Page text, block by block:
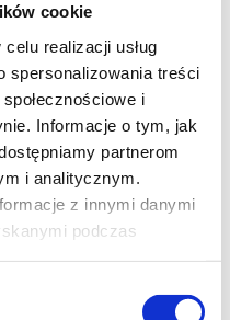
cookie
realizacji usług
spersonalizowania treści
i
Informacje o tym, jak
partnerom
i analitycznym.
z innymi danymi
podczas
to fikcyjny proces
sprawą brutalnego
Plantier?
i emocje, które mogą
ma znaczenie, a ostateczna